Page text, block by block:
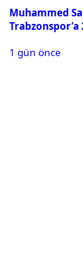
Muhammed
Trabzonspor’a
1 gün önce